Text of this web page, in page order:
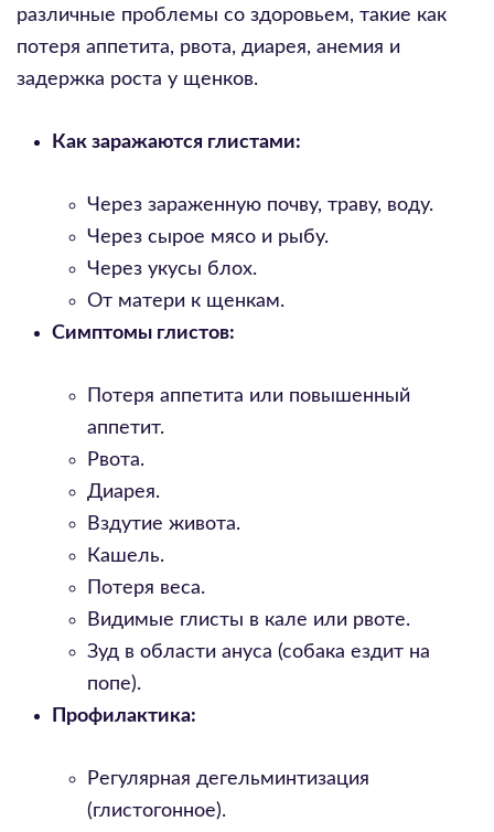
различные проблемы со здоровьем, такие как
потеря аппетита, рвота, диарея, анемия и
задержка роста у щенков.
Как заражаются глистами:
Через зараженную почву, траву, воду.
Через сырое мясо и рыбу.
Через укусы блох.
От матери к щенкам.
Симптомы глистов:
Потеря аппетита или повышенный
аппетит.
Рвота.
Диарея.
Вздутие живота.
Кашель.
Потеря веса.
Видимые глисты в кале или рвоте.
Зуд в области ануса (собака ездит на
попе).
Профилактика:
Регулярная дегельминтизация
(глистогонное).